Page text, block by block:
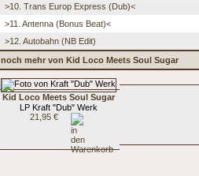
>10. Trans Europ Express (Dub)<
>11. Antenna (Bonus Beat)<
>12. Autobahn (NB Edit)
noch mehr von Kid Loco Meets Soul Sugar
Kid Loco Meets Soul Sugar
LP Kraft "Dub" Werk
21,95 €